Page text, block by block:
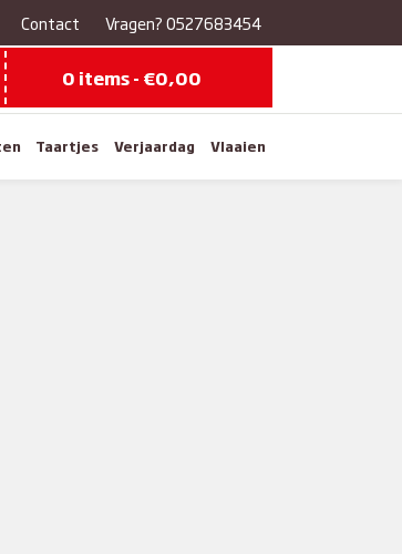
Contact Vragen?0527683454
0 items - €0,00
Taartjes Verjaardag Vlaaien